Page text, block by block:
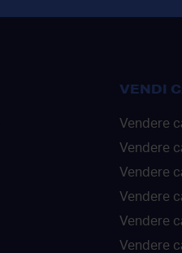
VENDI
Vendere
Vendere
Vendere
Vendere
Vendere
Vendere